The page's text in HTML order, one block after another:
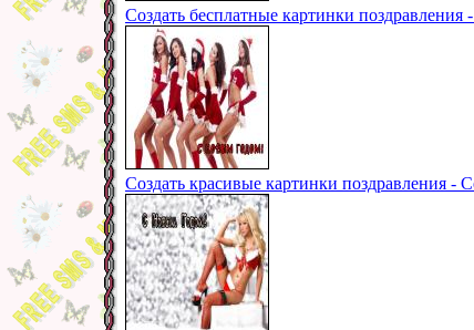
Создать бесплатные картинки
Создать красивые картинки поздравления -